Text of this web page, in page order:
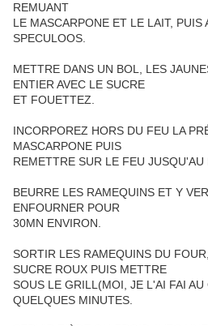
REMUANT
LE MASCARPONE ET LE LAIT, PUIS
SPECULOOS.
METTRE DANS UN BOL, LES
ENTIER AVEC LE SUCRE
ET FOUETTEZ.
INCORPOREZ HORS DU FEU LA
MASCARPONE PUIS
REMETTRE SUR LE FEU JUSQU'AU
BEURRE LES RAMEQUINS ET Y
ENFOURNER POUR
30MN ENVIRON.
SORTIR LES RAMEQUINS DU
SUCRE ROUX PUIS METTRE
SOUS LE GRILL(MOI, JE L'AI FAI AU
QUELQUES MINUTES.